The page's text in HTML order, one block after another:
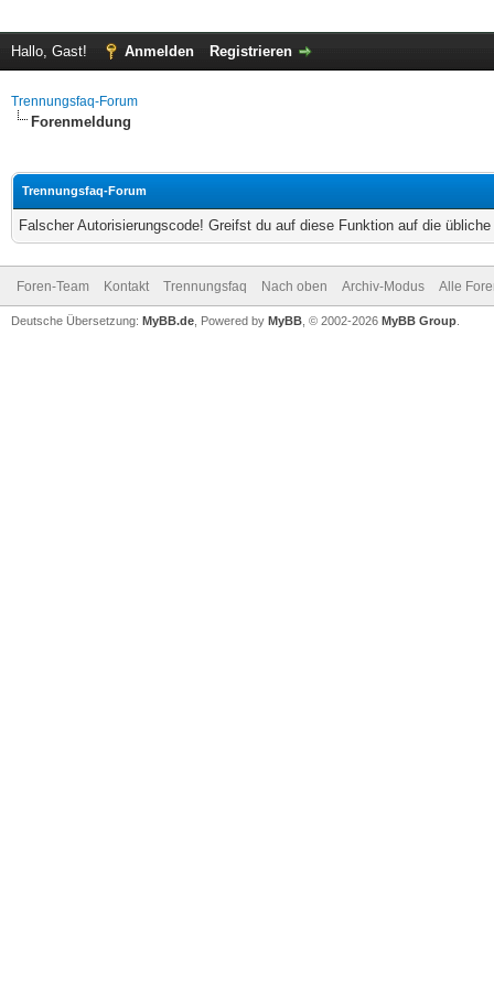
Hallo, Gast! Anmelden Registrieren
Trennungsfaq-Forum
Forenmeldung
Trennungsfaq-Forum
Falscher Autorisierungscode! Greifst du auf diese Funktion auf die
Foren-Team Kontakt Trennungsfaq Nach oben Archiv-Modus Alle
Deutsche Übersetzung: MyBB.de , Powered by MyBB , © 2002-2026 MyBB Group